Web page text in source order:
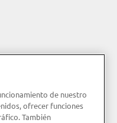
de nuestro
ofrecer funciones
También